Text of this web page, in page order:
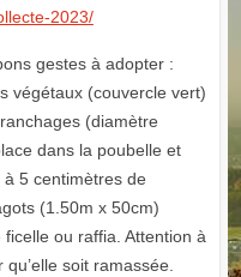
2023/
gestes à adopter :
végétaux (couvercle vert)
(diamètre
dans la poubelle et
5 centimètres de
(1.50m x 50cm)
ou raffia. Attention à
soit ramassée.